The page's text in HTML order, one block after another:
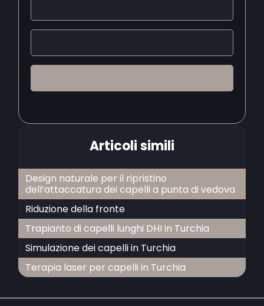
Articoli simili
Design naturale per il ripristino
dell’attaccatura dei capelli a punta di vedova
Riduzione della fronte
Trapianto di capelli lunghi DHI in Turchia
Simulazione dei capelli in Turchia
Terapia laser per capelli in Turchia